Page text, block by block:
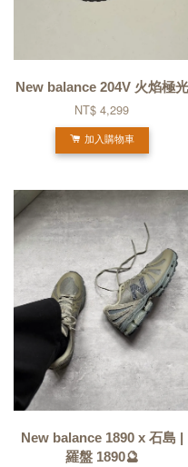
New balance 204V 火焰極光
NT$ 4,299
加入購物車
New balance 1890 x 石島 |
羅盤 1890🔮